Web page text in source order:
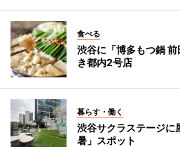
食べる
渋谷に「博多もつ鍋
き都内2号店
暮らす・働く
渋谷サクラステージに
暑」スポット